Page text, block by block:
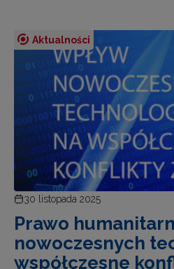
Aktualności
30 listopada 2025
Prawo
nowoczesnych
współczesne